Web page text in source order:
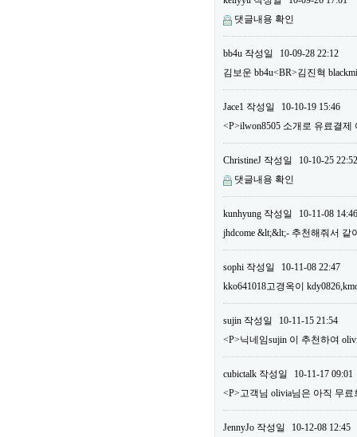
댓글내용 확인
bb4u 작성일
10-09-28 22:12
김보운 bb4u<BR>김진혁
Jace1 작성일
10-10-19 15:46
<P>ilwon8505 소개로 유료결
ChristineJ 작성일
10-10-25 22:52
댓글내용 확인
kunhyung 작성일
10-11-08 14:46
jhdcome &lt;&lt;- 추천해줘서
sophi 작성일
10-11-08 22:47
kko641018고경옥이
sujin 작성일
10-11-15 21:54
<P>닉네임sujin 이 추천하여
cubictalk 작성일
10-11-17 09:01
<P>고객님 olivia님은 아직 무
JennyJo 작성일
10-12-08 12:45